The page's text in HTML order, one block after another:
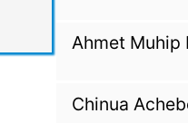
Ahmet Muhip
Chinua